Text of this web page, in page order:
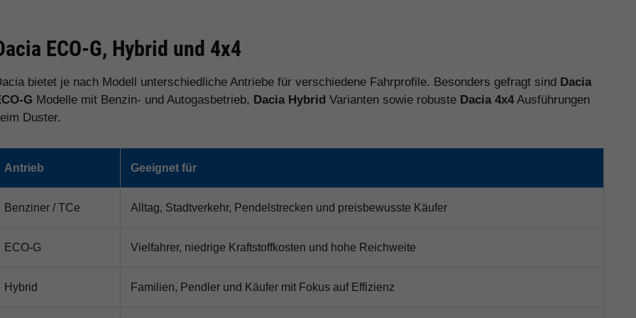
ECO-G, Hybrid und 4x4
bietet je nach Modell unterschiedliche Antriebe für verschiedene Fahrprofile. Besonders gefragt sind Dacia
G Modelle mit Benzin- und Autogasbetrieb, Dacia Hybrid Varianten sowie robuste Dacia 4x4Ausführungen
Duster.
Antrieb Geeignet für
Benziner / TCe Alltag, Stadtverkehr, Pendelstrecken und preisbewusste Käufer
ECO-G Vielfahrer, niedrige Kraftstoffkosten und hohe Reichweite
Hybrid Familien, Pendler und Käufer mit Fokus auf Effizienz